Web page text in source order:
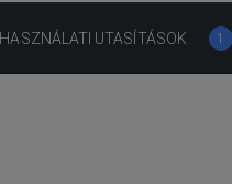
HASZNÁLATI UTASÍTÁSOK 1